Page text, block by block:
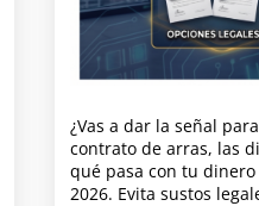
¿Vas a dar la señal
contrato de arras, las
qué pasa con tu
2026. Evita sustos